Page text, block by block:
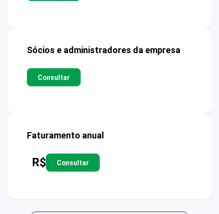
Sócios e administradores da empresa
Consultar
Faturamento anual
R$ Consultar